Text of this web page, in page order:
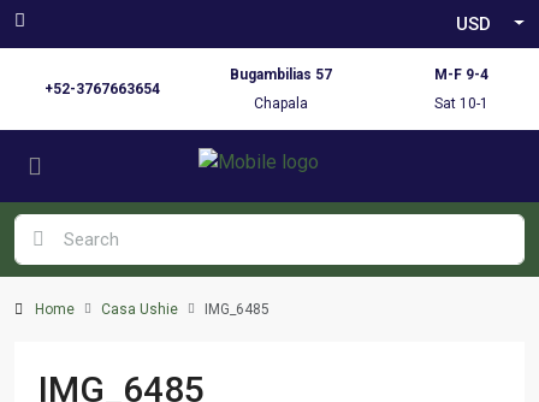
USD
+52-3767663654
Bugambilias 57
Chapala
M-F 9-4
Sat 10-1
Home Casa Ushie IMG_6485
IMG_6485